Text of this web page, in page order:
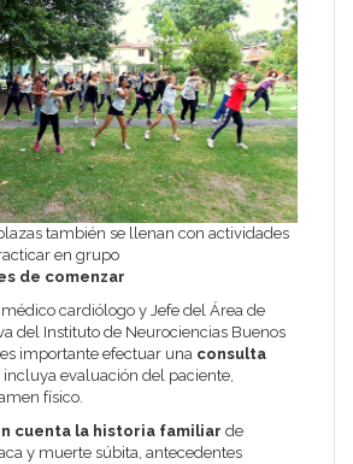
también se llenan con actividades
en grupo
de comenzar
médico cardiólogo y Jefe del Área de
del Instituto de Neurociencias Buenos
importante efectuar una consulta
incluya evaluación del paciente,
físico.
cuenta la historia familiar de
y muerte súbita, antecedentes